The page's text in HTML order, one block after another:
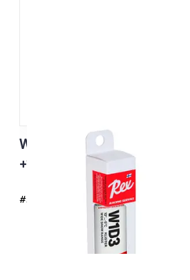
W1D3 Racing Service liisteri
+10…-5°C
#2143